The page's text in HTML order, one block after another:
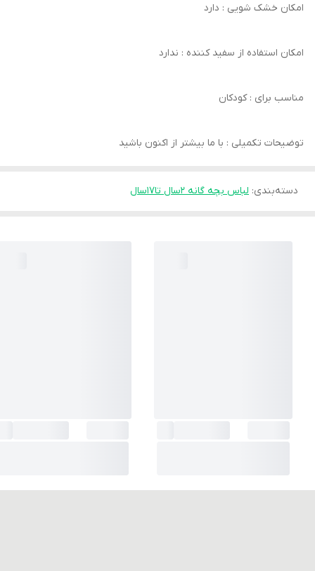
امکان خشک‌ شویی : دارد
امکان استفاده از سفید کننده : ندارد
مناسب برای : کودکان
توضیحات تکمیلی : با ما بیشتر از اکنون باشید
دسته‌بندی: لباس بچه گانه 2سال تا۱۷سال